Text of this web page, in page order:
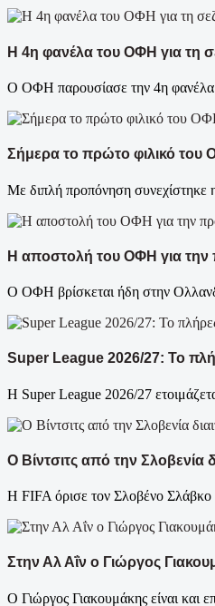
Η 4η φανέλα του ΟΦΗ για τη
Ο ΟΦΗ παρουσίασε την 4η φανέλα
Σήμερα το πρώτο φιλικό του
Με διπλή προπόνηση συνεχίστηκε
Η αποστολή του ΟΦΗ για την
Ο ΟΦΗ βρίσκεται ήδη στην
Super League 2026/27: Το
Η Super League 2026/27
Ο Βίντσιτς από την Σλοβενία
Η FIFA όρισε τον Σλοβένο Σλάβκο
Στην Αλ Αΐν ο Γιώργος
Ο Γιώργος Γιακουμάκης είναι και